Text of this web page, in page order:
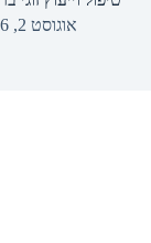
אוגוסט 2, 2026